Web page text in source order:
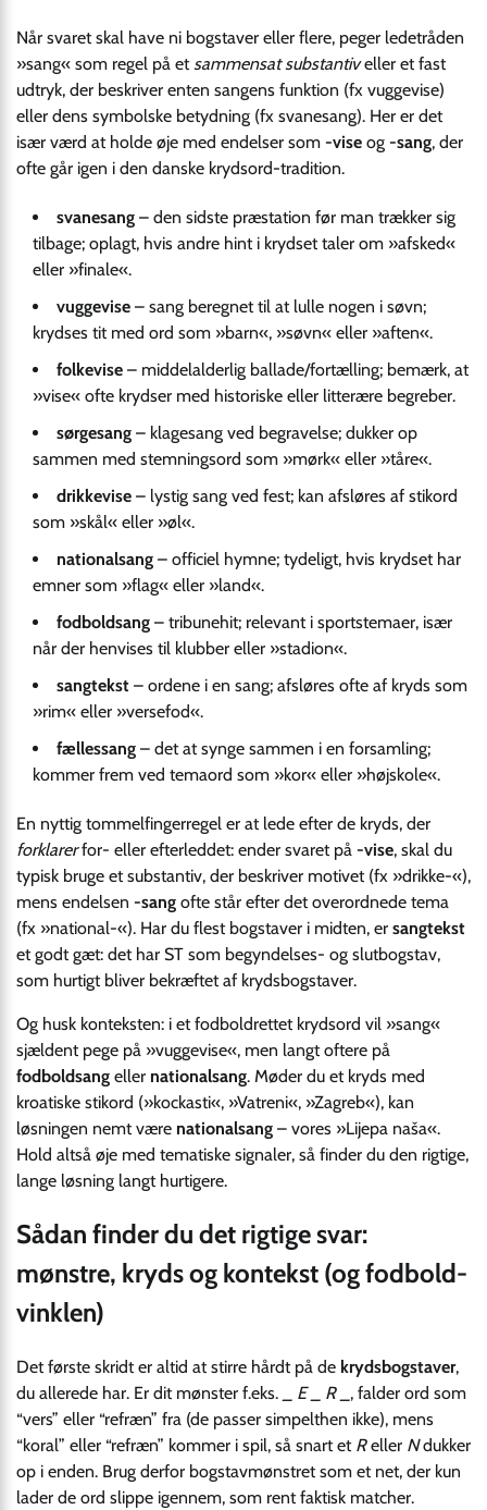
Når svaret skal have ni bogstaver eller flere, peger ledetråden
»sang« som regel på et sammensat substantiveller et fast
udtryk, der beskriver enten sangens funktion (fx vuggevise)
eller dens symbolske betydning (fx svanesang). Her er det
især værd at holde øje med endelser som -vise og -sang, der
ofte går igen i den danske krydsord-tradition.
svanesang – den sidste præstation før man trækker sig
tilbage; oplagt, hvis andre hint i krydset taler om »afsked«
eller »finale«.
vuggevise – sang beregnet til at lulle nogen i søvn;
krydses tit med ord som »barn«, »søvn« eller »aften«.
folkevise – middelalderlig ballade/fortælling; bemærk, at
»vise« ofte krydser med historiske eller litterære begreber.
sørgesang – klagesang ved begravelse; dukker op
sammen med stemningsord som »mørk« eller »tåre«.
drikkevise – lystig sang ved fest; kan afsløres af stikord
som »skål« eller »øl«.
nationalsang – officiel hymne; tydeligt, hvis krydset har
emner som »flag« eller »land«.
fodboldsang – tribunehit; relevant i sportstemaer, især
når der henvises til klubber eller »stadion«.
sangtekst – ordene i en sang; afsløres ofte af kryds som
»rim« eller »versefod«.
fællessang – det at synge sammen i en forsamling;
kommer frem ved temaord som »kor« eller »højskole«.
En nyttig tommelfingerregel er at lede efter de kryds, der
forklarerfor- eller efterleddet: ender svaret på -vise, skal du
typisk bruge et substantiv, der beskriver motivet (fx »drikke-«),
mens endelsen -sang ofte står efter det overordnede tema
(fx »national-«). Har du flest bogstaver i midten, er sangtekst
et godt gæt: det har ST som begyndelses- og slutbogstav,
som hurtigt bliver bekræftet af krydsbogstaver.
Og husk konteksten: i et fodboldrettet krydsord vil »sang«
sjældent pege på »vuggevise«, men langt oftere på
fodboldsang eller nationalsang. Møder du et kryds med
kroatiske stikord (»kockasti«, »Vatreni«, »Zagreb«), kan
løsningen nemt være nationalsang – vores »Lijepa naša«.
Hold altså øje med tematiske signaler, så finder du den rigtige,
lange løsning langt hurtigere.
Sådan finder du det rigtige svar:
mønstre, kryds og kontekst (og fodbold-
vinklen)
Det første skridt er altid at stirre hårdt på de krydsbogstaver,
du allerede har. Er dit mønster f.eks.
_ E _ R _ , falder ord som
“vers” eller “refræn” fra (de passer simpelthen ikke), mens
“koral” eller “refræn” kommer i spil, så snart et Reller Ndukker
op i enden. Brug derfor bogstavmønstret som et net, der kun
lader de ord slippe igennem, som rent faktisk matcher.